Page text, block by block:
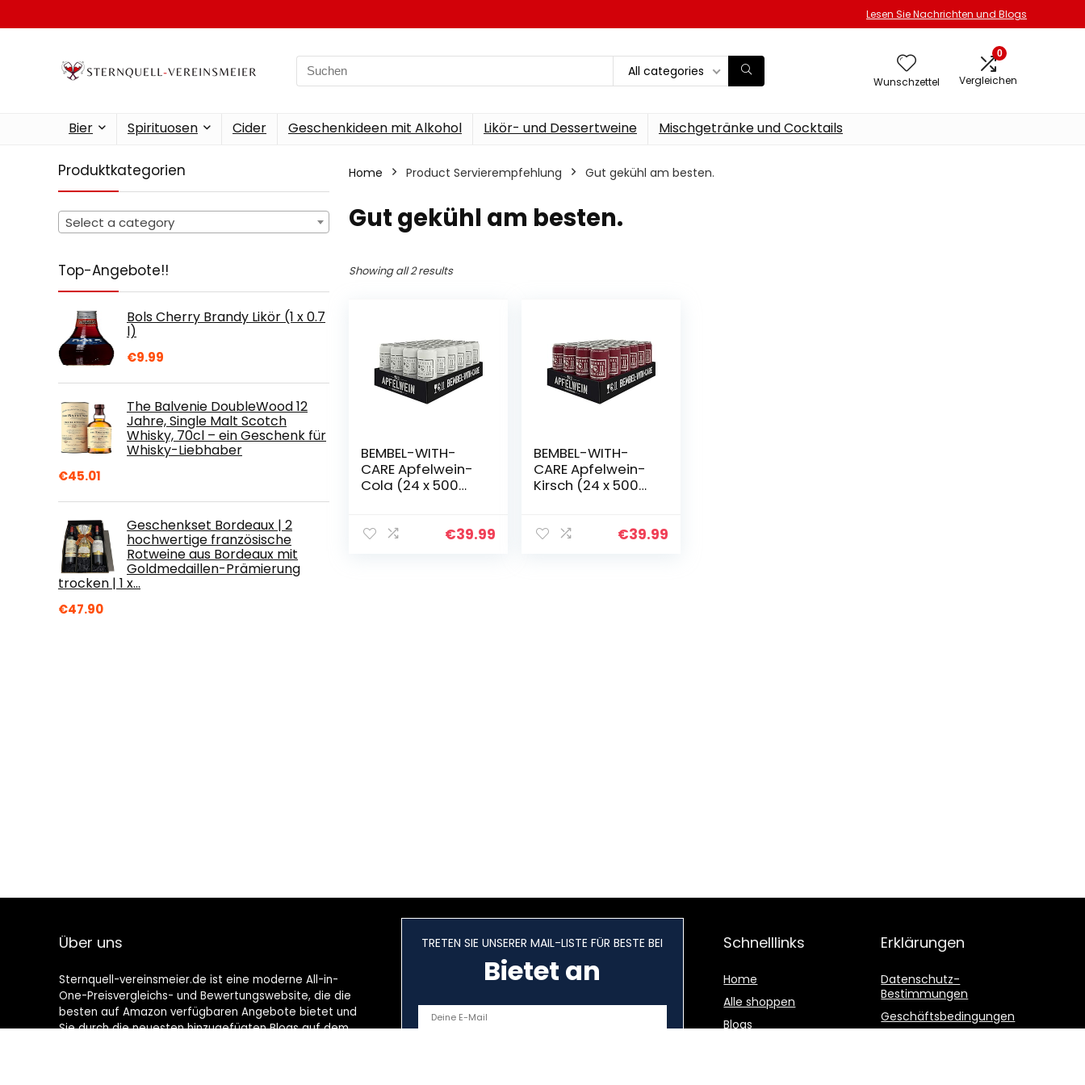
Lesen Sie Nachrichten und Blogs
Search
for:
All categories
Wunschzettel
0
Vergleichen
Bier Spirituosen Cider Geschenkideen mit Alkohol Likör- und Dessertweine Mischgetränke und Cocktails
Produktkategorien
Select a category
Top-Angebote!!
Bols Cherry Brandy Likör (1 x 0.7
l)
€9.99
The Balvenie DoubleWood 12
Jahre, Single Malt Scotch
Whisky, 70cl – ein Geschenk für
Whisky-Liebhaber
€45.01
Geschenkset Bordeaux | 2
hochwertige französische
Rotweine aus Bordeaux mit
Goldmedaillen-Prämierung
trocken | 1 x…
€47.90
Home Product Servierempfehlung ‎Gut gekühl am besten.
‎Gut gekühl am besten.
Showing all 2 results
BEMBEL-WITH-
CARE Apfelwein-
Cola (24 x 500
€39.99
BEMBEL-WITH-
CARE Apfelwein-
Kirsch (24 x 500
€39.99
Über uns
Sternquell-vereinsmeier.de ist eine moderne All-in-
One-Preisvergleichs- und Bewertungswebsite, die die
besten auf Amazon verfügbaren Angebote bietet und
Sie durch die neuesten hinzugefügten Blogs auf dem
TRETEN SIE UNSERER MAIL-LISTE FÜR BESTE BEI
Bietet an
Schnelllinks
Home
Alle shoppen
Blogs
Erklärungen
Datenschutz-
Bestimmungen
Geschäftsbedingungen